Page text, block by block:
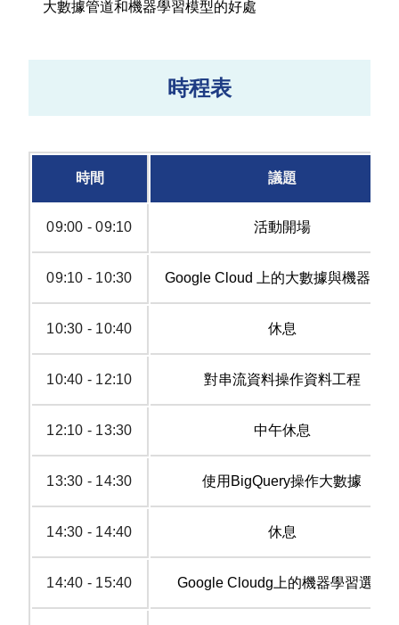
大數據管道和機器學習模型的好處
時程表
時間 議題
09:00 - 09:10 活動開場
09:10 - 10:30 Google Cloud 上的大數據與機器學習
10:30 - 10:40 休息
10:40 - 12:10 對串流資料操作資料工程
12:10 - 13:30 中午休息
13:30 - 14:30 使用BigQuery操作大數據
14:30 - 14:40 休息
14:40 - 15:40 Google Cloudg上的機器學習選項